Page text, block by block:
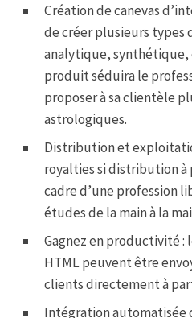
Création de canevas
de créer plusieurs types
analytique, synthétique,
produit séduira le
proposer à sa clientèle
astrologiques.
Distribution et
royalties si distribution
cadre d’une profession
études de la main à la
Gagnez en productivité :
HTML peuvent être
clients directement à
Intégration automatisée